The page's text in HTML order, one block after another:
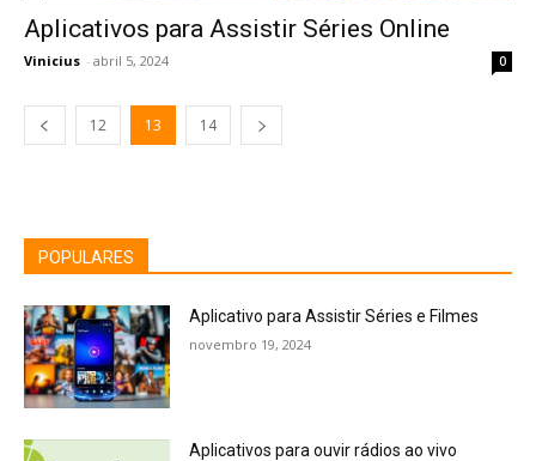
Aplicativos para Assistir Séries Online
Vinicius - abril 5, 2024 0
12 13 14
POPULARES
Aplicativo para Assistir Séries e Filmes
novembro 19, 2024
Aplicativos para ouvir rádios ao vivo